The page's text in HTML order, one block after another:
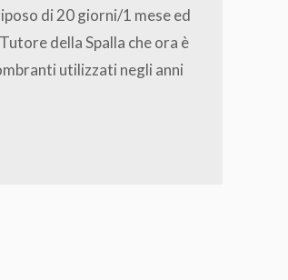
di 20 giorni/1 mese ed
della Spalla che ora è
utilizzati negli anni